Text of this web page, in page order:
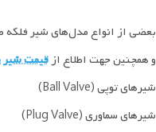
بعضی از انواع مدل‌های شیر فلکه
و همچنین جهت اطلاع ازقیمت
شیرهای توپی (Ball Valve)
شیرهای سماوری (Plug Valve)